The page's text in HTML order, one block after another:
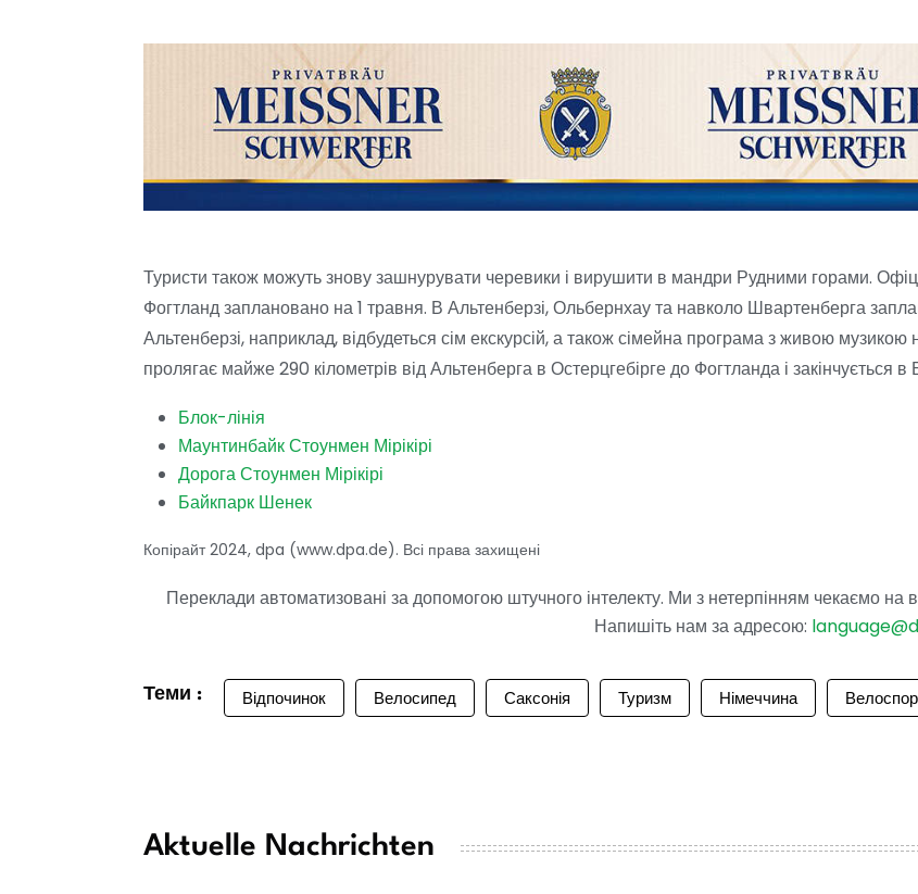
Туристи також можуть знову зашнурувати черевики і вирушити в мандри Рудними горами.
Фогтланд заплановано на 1 травня. В Альтенберзі, Ольбернхау та навколо Швартенберга
Альтенберзі, наприклад, відбудеться сім екскурсій, а також сімейна програма з живою
пролягає майже 290 кілометрів від Альтенберга в Остерцгебірге до Фогтланда і закінчується в
Блок-лінія
Маунтинбайк Стоунмен Мірікірі
Дорога Стоунмен Мірікірі
Байкпарк Шенек
Копірайт 2024, dpa (www.dpa.de). Всі права захищені
Переклади автоматизовані за допомогою штучного інтелекту. Ми з нетерпінням чекаємо на
Напишіть нам за адресою:
Теми : Відпочинок Велосипед Саксонія Туризм Німеччина
Aktuelle Nachrichten